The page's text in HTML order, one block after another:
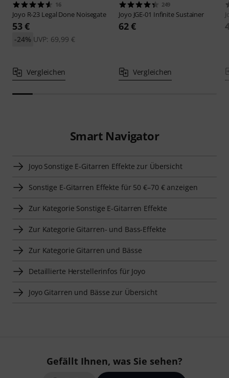
16
Joyo R-23 Legal Done Noisegate
53 €
UVP: 69,99 €
-24%
Vergleichen
249
Joyo JGE-01 Infinite Sustainer
62 €
Vergleichen
Smart Navigator
Joyo Sonstige E-Gitarren Effekte zur Übersicht
Sonstige E-Gitarren Effekte für 50 €–70 € anzeigen
Zur Kategorie Sonstige E-Gitarren Effekte
Zur Kategorie Gitarren- und Bass-Effekte
Zur Kategorie Gitarren und Bässe
Detaillierte Herstellerinfos für Joyo
Joyo Gitarren und Bässe zur Übersicht
Gefällt Ihnen, was Sie sehen?